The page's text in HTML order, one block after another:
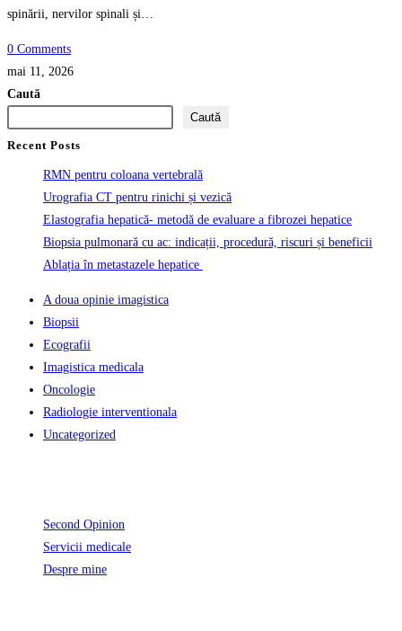
spinării, nervilor spinali și…
0 Comments
mai 11, 2026
Caută
Caută
Recent Posts
RMN pentru coloana vertebrală
Urografia CT pentru rinichi și vezică
Elastografia hepatică- metodă de evaluare a fibrozei hepatice
Biopsia pulmonară cu ac: indicații, procedură, riscuri și beneficii
Ablația în metastazele hepatice
A doua opinie imagistica
Biopsii
Ecografii
Imagistica medicala
Oncologie
Radiologie interventionala
Uncategorized
Second Opinion
Servicii medicale
Despre mine